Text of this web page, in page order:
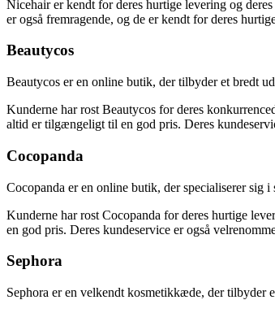
Nicehair er kendt for deres hurtige levering og
er også fremragende, og de er kendt for deres
Beautycos
Beautycos er en online butik, der tilbyder et bredt
Kunderne har rost Beautycos for deres
altid er tilgængeligt til en god pris. Deres
Cocopanda
Cocopanda er en online butik, der specialiserer sig
Kunderne har rost Cocopanda for deres hurtige
en god pris. Deres kundeservice er også
Sephora
Sephora er en velkendt kosmetikkæde, der tilbyder